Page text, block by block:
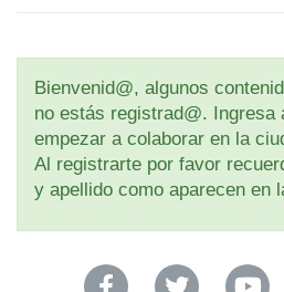
Bienvenid@, algunos
no estás registrad@. Ingresa
empezar a colaborar en la
Al registrarte por favor
y apellido como aparecen en